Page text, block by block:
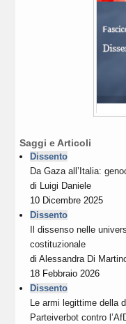
Saggi e Articoli
Dissento
Da Gaza all’Italia:
di Luigi Daniele
10 Dicembre 2025
Dissento
Il dissenso nelle
costituzionale
diAlessandra Di
18 Febbraio 2026
Dissento
Le armi legittime della
Parteiverbot contro